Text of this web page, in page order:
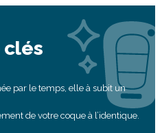
clés
par le temps, elle à subit un
de votre coque à l’identique.